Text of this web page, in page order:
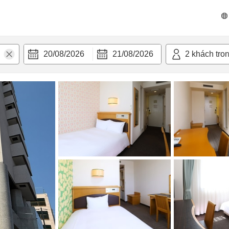
20/08/2026 21/08/2026 2 khách
bật Tiện nghi